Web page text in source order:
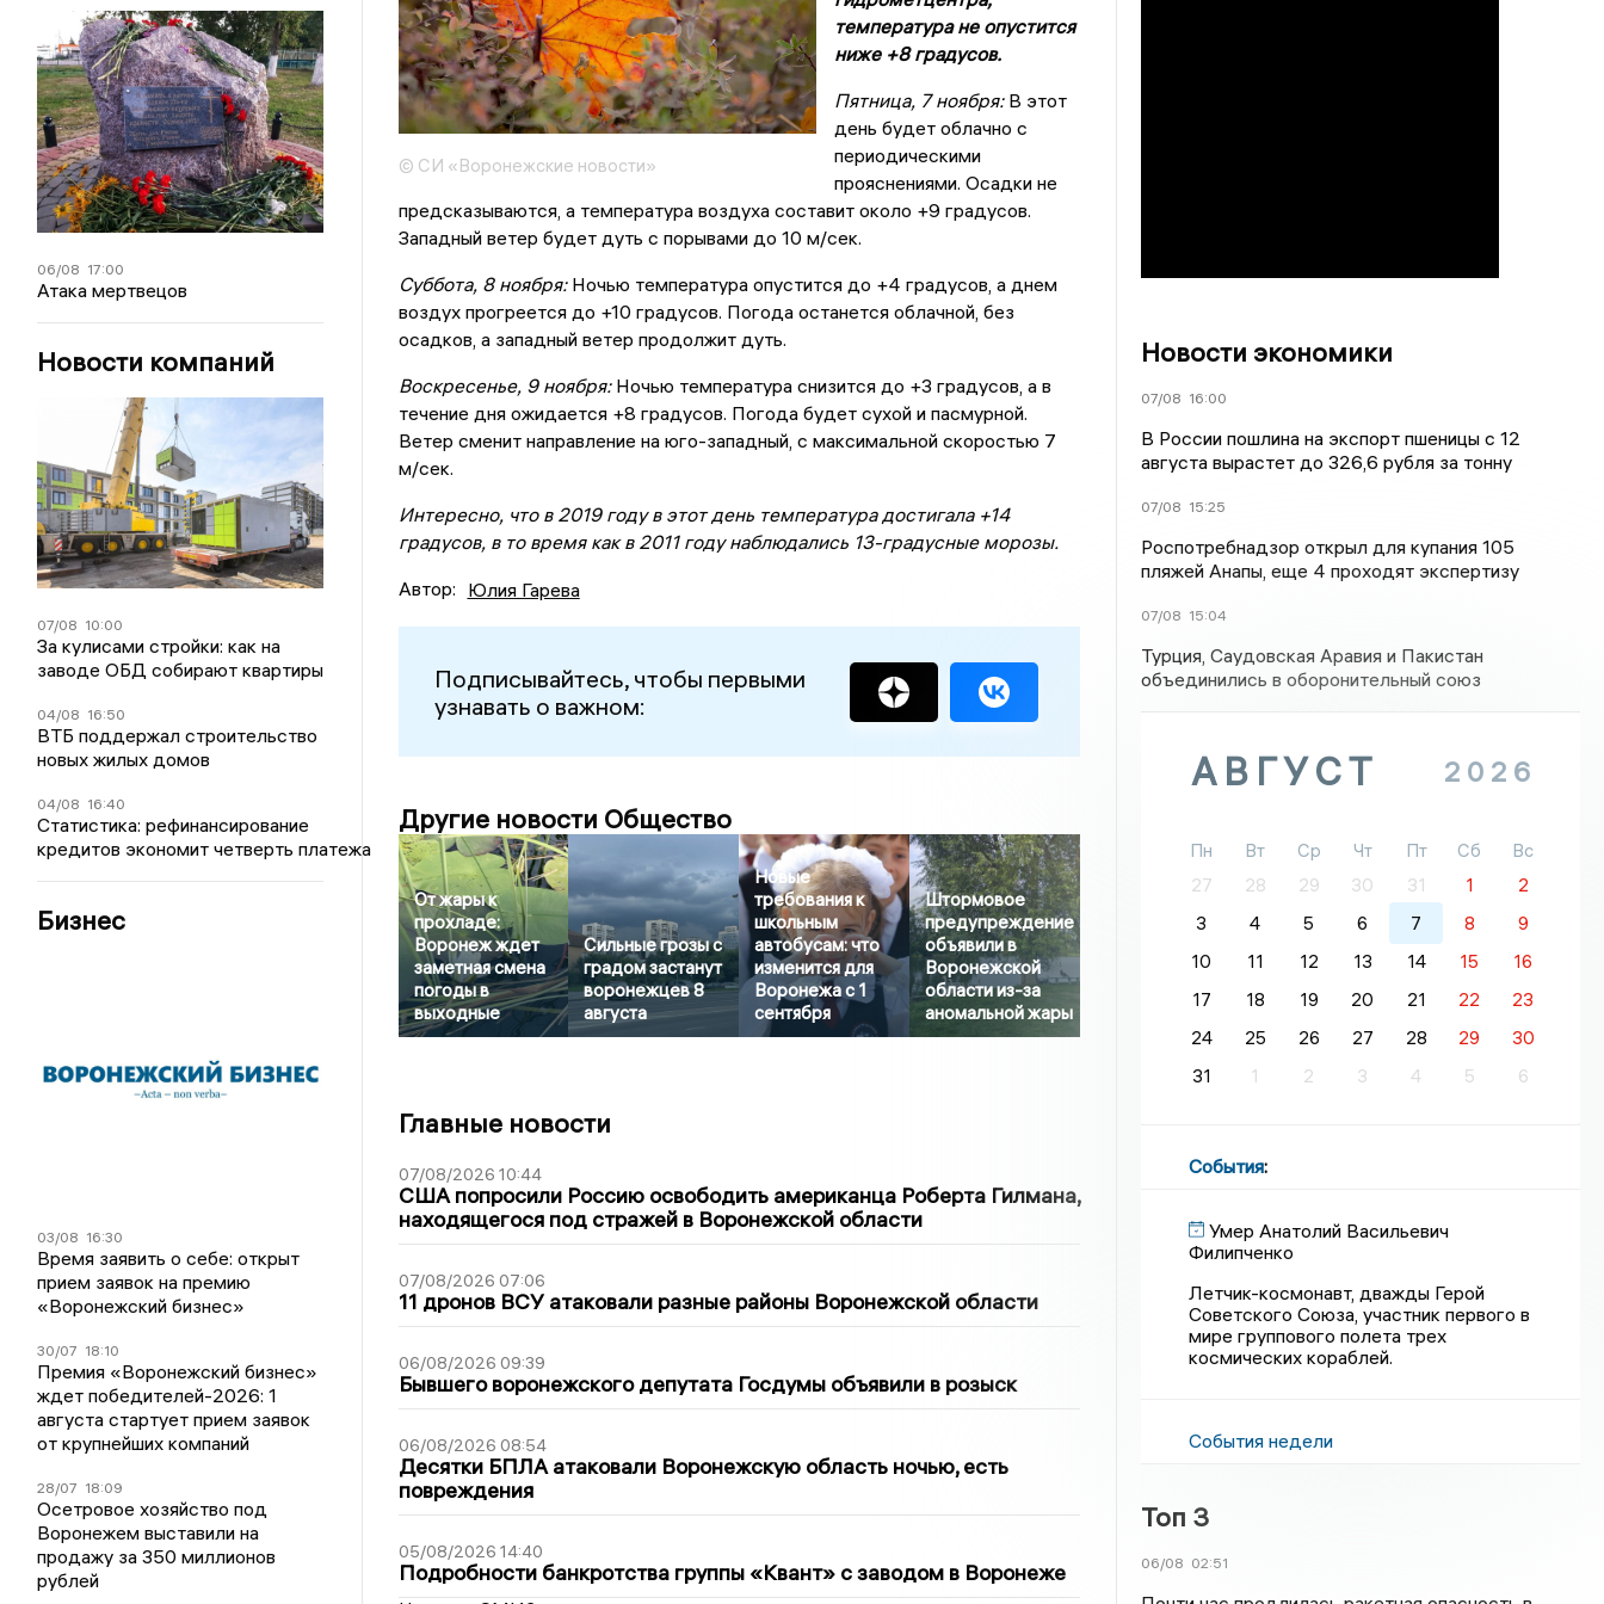
06/08 17:00
Атака мертвецов
Новости компаний
07/08 10:00
За кулисами стройки: как на
заводе ОБД собирают квартиры
04/08 16:50
ВТБ поддержал строительство
новых жилых домов
04/08 16:40
Статистика: рефинансирование
кредитов экономит четверть платежа
Бизнес
03/08 16:30
Время заявить о себе: открыт
прием заявок на премию
«Воронежский бизнес»
30/07 18:10
Премия «Воронежский бизнес»
ждет победителей-2026: 1
августа стартует прием заявок
от крупнейших компаний
28/07 18:09
Осетровое хозяйство под
Воронежем выставили на
продажу за 350 миллионов
рублей
© СИ «Воронежские новости»
температура не опустится
ниже +8 градусов.
Пятница, 7 ноября:В этот
день будет облачно с
периодическими
прояснениями. Осадки не
предсказываются, а температура воздуха составит около +9 градусов.
Западный ветер будет дуть с порывами до 10 м/сек.
Суббота, 8 ноября:Ночью температура опустится до +4 градусов, а днем
воздух прогреется до +10 градусов. Погода останется облачной, без
осадков, а западный ветер продолжит дуть.
Воскресенье, 9 ноября:Ночью температура снизится до +3 градусов, а в
течение дня ожидается +8 градусов. Погода будет сухой и пасмурной.
Ветер сменит направление на юго-западный, с максимальной скоростью 7
м/сек.
Интересно, что в 2019 году в этот день температура достигала +14
градусов, в то время как в 2011 году наблюдались 13-градусные морозы.
Автор: Юлия Гарева
Подписывайтесь, чтобы первыми
узнавать о важном:
Другие новости Общество
От жары к
прохладе:
Воронеж ждет
заметная смена
погоды в
выходные
Сильные грозы с
градом застанут
воронежцев 8
августа
Новые
требования к
школьным
автобусам: что
изменится для
Воронежа с 1
сентября
Штормовое
предупреждение
объявили в
Воронежской
области из-за
аномальной жары
Главные новости
07/08/2026 10:44
США попросили Россию освободить американца Роберта Гилмана,
находящегося под стражей в Воронежской области
07/08/2026 07:06
11 дронов ВСУ атаковали разные районы Воронежской области
06/08/2026 09:39
Бывшего воронежского депутата Госдумы объявили в розыск
06/08/2026 08:54
Десятки БПЛА атаковали Воронежскую область ночью, есть
повреждения
05/08/2026 14:40
Подробности банкротства группы «Квант» с заводом в Воронеже
Новости экономики
07/08 16:00
В России пошлина на экспорт пшеницы с 12
августа вырастет до 326,6 рубля за тонну
07/08 15:25
Роспотребнадзор открыл для купания 105
пляжей Анапы, еще 4 проходят экспертизу
07/08 15:04
Турция, Саудовская Аравия и Пакистан
объединились в оборонительный союз
АВГУСТ 2026
Пн Вт Ср Чт Пт Сб
Вс
27
28 29 30 31 1
2
3
4 5 6 7 8
9
10
11 12 13 14 15
16
17
18 19 20 21 22
23
24
25 26 27 28 29
30
31
1 2 3 4 5 6
События:
Умер Анатолий Васильевич
Филипченко
Летчик-космонавт, дважды Герой
Советского Союза, участник первого в
мире группового полета трех
космических кораблей.
События недели
Топ 3
06/08 02:51